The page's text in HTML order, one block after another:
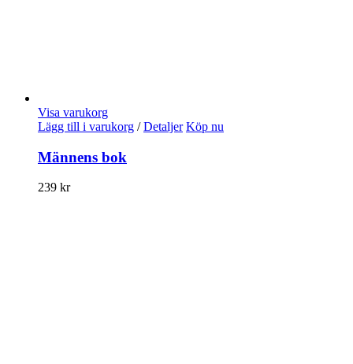
Visa varukorg
Lägg till i varukorg / Detaljer Köp nu
Männens bok
239 kr